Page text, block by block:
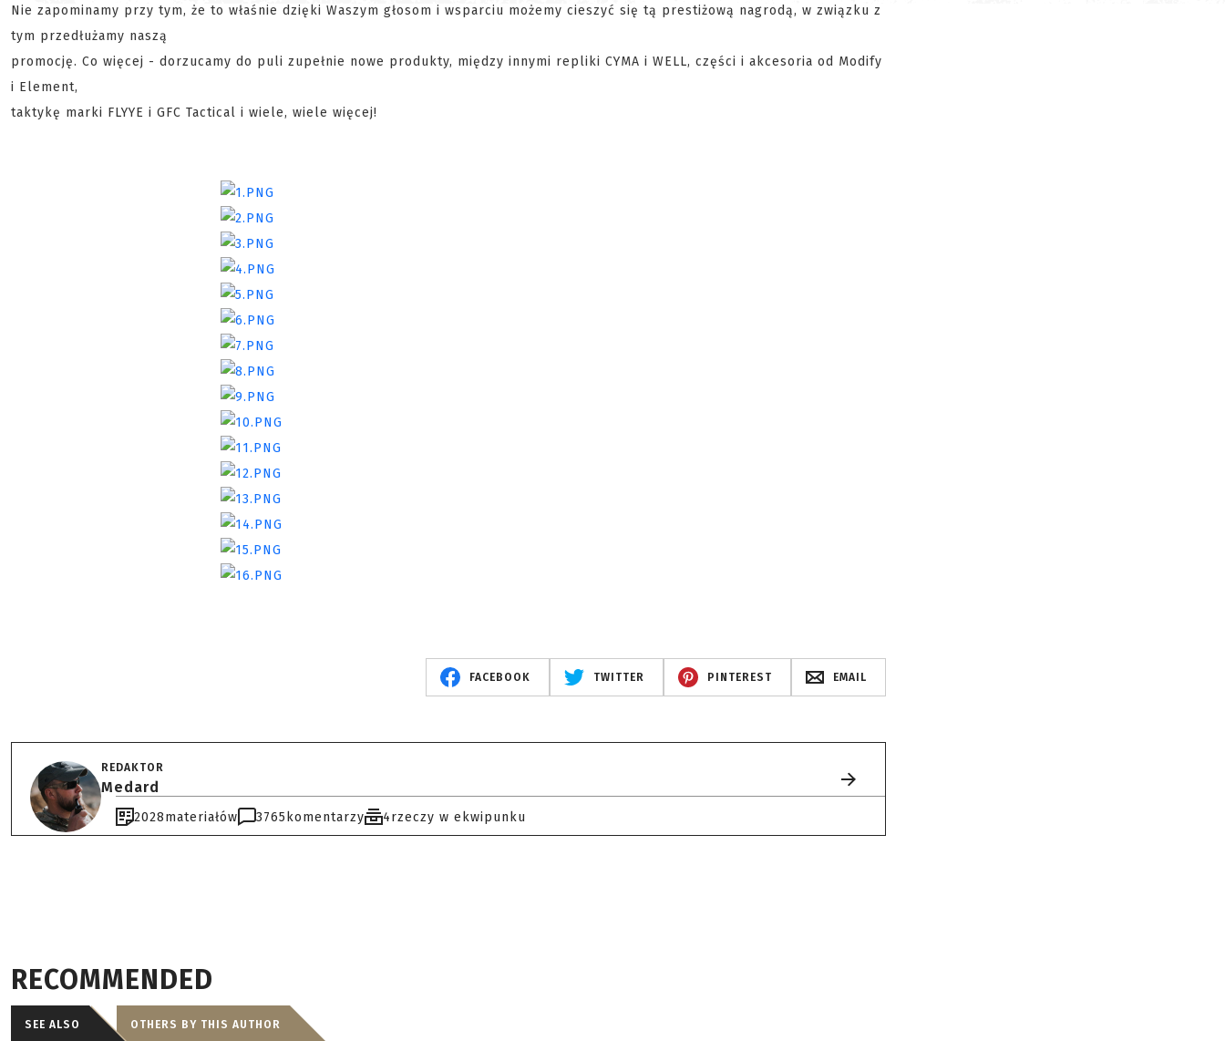
Nie zapominamy przy tym, że to właśnie dzięki Waszym głosom i wsparciu możemy cieszyć się tą prestiżową nagrodą, w związku z
tym przedłużamy naszą
promocję. Co więcej - dorzucamy do puli zupełnie nowe produkty, między innymi repliki CYMA i WELL, części i akcesoria od Modify
i Element,
taktykę marki FLYYE i GFC Tactical i wiele, wiele więcej!
FACEBOOK TWITTER PINTEREST EMAIL
REDAKTOR
Medard
2028materiałów 3765 komentarzy 4rzeczy w ekwipunku
RECOMMENDED
SEE ALSO OTHERS BY THIS AUTHOR